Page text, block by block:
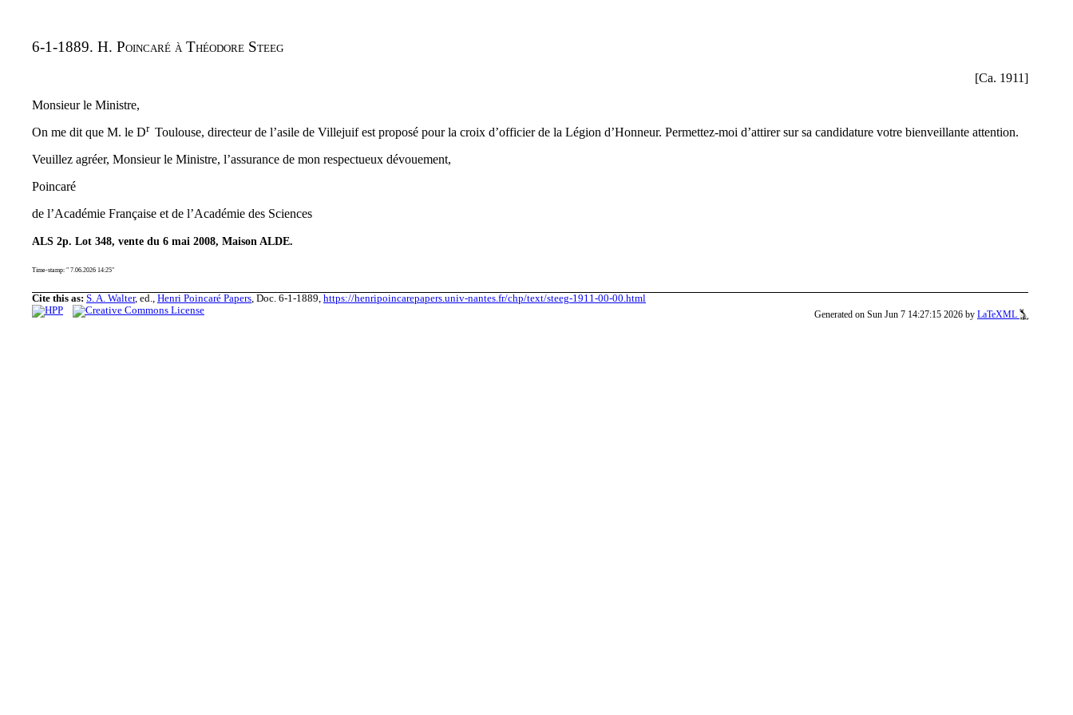
6-1-1889. H. Poincaré à Théodore Steeg
[Ca. 1911]
Monsieur le Ministre,
On me dit que M. le Dr
{}^{\text{r}}
Toulouse, directeur de l’asile de Villejuif est proposé pour la croix d’officier de la Légion d’Honneur. Permettez-moi d’attirer sur sa candidature votre bienveillante attention.
Veuillez agréer, Monsieur le Ministre, l’assurance de mon respectueux dévouement,
Poincaré
de l’Académie Française et de l’Académie des Sciences
ALS 2p. Lot 348, vente du 6 mai 2008, Maison ALDE.
Time-stamp: " 7.06.2026 14:25"
Cite this as: S. A. Walter, ed., Henri Poincaré Papers, Doc. 6-1-1889, https://henripoincarepapers.univ-nantes.fr/chp/text/steeg-1911-00-00.html
Generated on Sun Jun 7 14:27:15 2026 by LaTeXML